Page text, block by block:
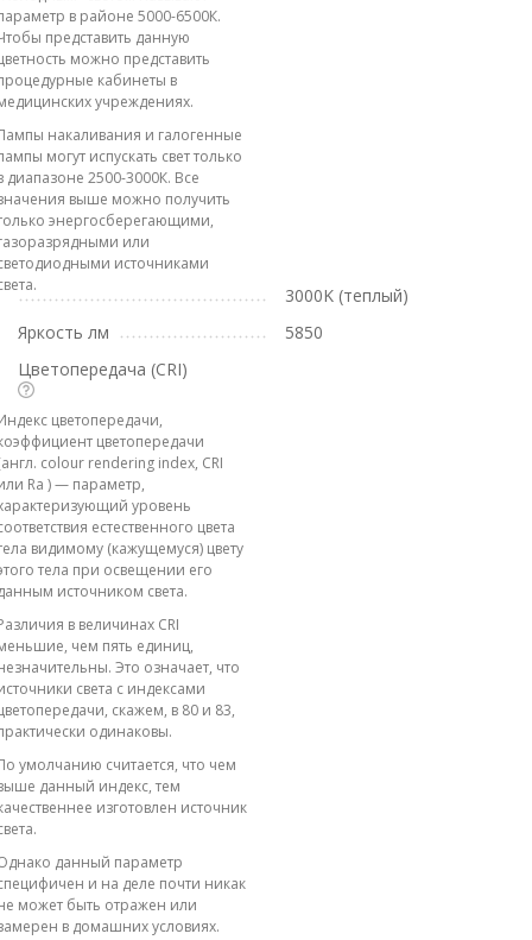
в районе 5000-6500К.
представить данную
можно представить
кабинеты в
учреждениях.
накаливания и галогенные
могут испускать свет только
диапазоне 2500-3000К. Все
выше можно получить
энергосберегающими,
или
источниками
3000K (теплый)
Яркость лм
5850
Цветопередача (CRI)
цветопередачи,
цветопередачи
colour rendering index, CRI
Ra ) — параметр,
уровень
естественного цвета
видимому (кажущемуся) цвету
тела при освещении его
источником света.
в величинах CRI
чем пять единиц,
Это означает, что
света с индексами
скажем, в 80 и 83,
одинаковы.
умолчанию считается, что чем
данный индекс, тем
изготовлен источник
данный параметр
и на деле почти никак
может быть отражен или
в домашних условиях.